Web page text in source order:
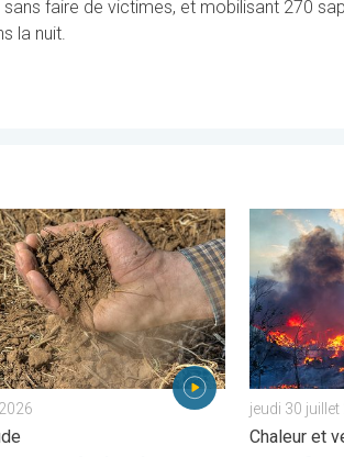
faire de victimes, et mobilisant 270
la nuit.
. . lundi 27 juillet 2026
les sols plus vite. Nouvelle étude. . .
Des feux
jeudi 30 juillet
Chaleur et